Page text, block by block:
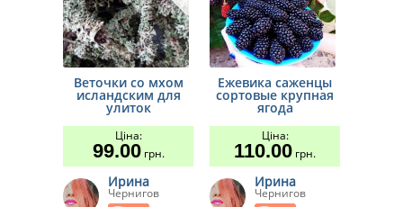
Веточки со мхом
исландским для
улиток
Ціна:
99.00грн.
Ирина
Чернигов
Ежевика саженцы
сортовые крупная
ягода
Ціна:
110.00 грн.
Ирина
Чернигов